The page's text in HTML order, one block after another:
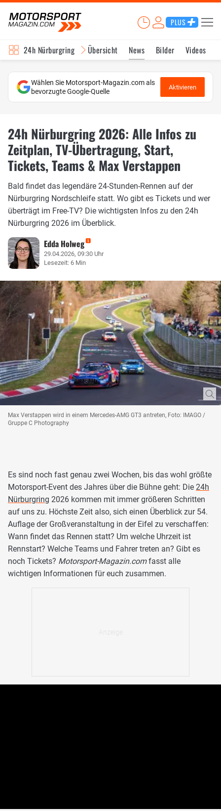
PLUS
24h Nürburgring Übersicht News Bilder Videos
Wählen Sie Motorsport-Magazin.com als
bevorzugte Google-Quelle
Aktivieren
24h Nürburgring 2026: Alle Infos zu
Zeitplan, TV-Übertragung, Start,
Tickets, Teams & Max Verstappen
Bald findet das legendäre 24-Stunden-Rennen auf der
Nürburgring Nordschleife statt. Wo gibt es Tickets und wer
überträgt im Free-TV? Die wichtigsten Infos zu den 24h
Nürburgring 2026 im Überblick.
Edda Holweg
29.04.2026, 09:30 Uhr
Lesezeit: 6 Min
Max Verstappen wird in einem Mercedes-AMG GT3 antreten, Foto: IMAGO /
Gruppe C Photography
Es sind noch fast genau zwei Wochen, bis das wohl größte
Motorsport-Event des Jahres über die Bühne geht: Die 24h
Nürburgring 2026 kommen mit immer größeren Schritten
auf uns zu. Höchste Zeit also, sich einen Überblick zur 54.
Auflage der Großveranstaltung in der Eifel zu verschaffen:
Wann findet das Rennen statt? Um welche Uhrzeit ist
Rennstart? Welche Teams und Fahrer treten an? Gibt es
noch Tickets? Motorsport-Magazin.comfasst alle
wichtigen Informationen für euch zusammen.